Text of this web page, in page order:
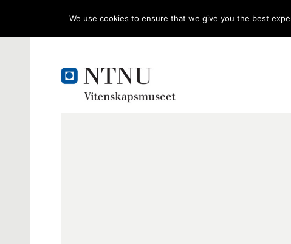
We use cookies to ensure that we give you the best